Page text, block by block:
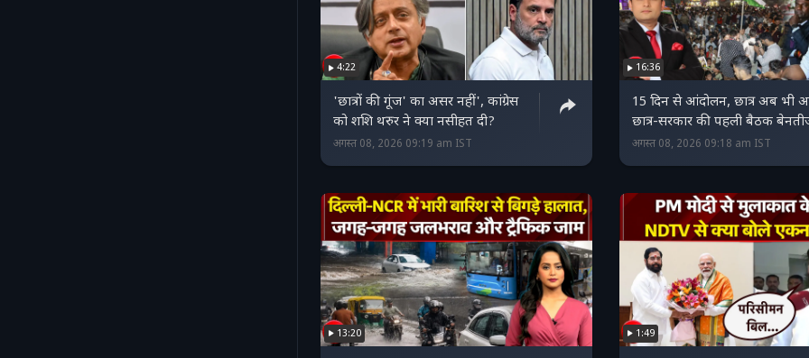
4:22
'छात्रों की गूंज' का असर नहीं', कांग्रेस
को शशि थरुर ने क्या नसीहत दी?
अगस्त 08, 2026 09:19 am IST
16:36
15 दिन से आंदोलन, छात्र अब भी
छात्र-सरकार की पहली बैठक
अगस्त 08, 2026 09:18 am IST
13:20 1:49